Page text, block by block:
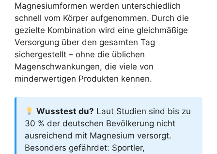
Magnesiumformen werden unterschiedlich
schnell vom Körper aufgenommen. Durch die
gezielte Kombination wird eine gleichmäßige
Versorgung über den gesamten Tag
sichergestellt – ohne die üblichen
Magenschwankungen, die viele von
minderwertigen Produkten kennen.
Wusstest du? Laut Studien sind bis zu
30 % der deutschen Bevölkerung nicht
ausreichend mit Magnesium versorgt.
Besonders gefährdet: Sportler,